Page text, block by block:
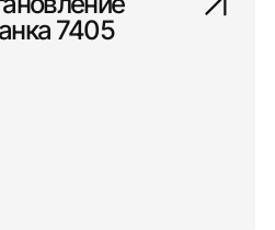
7405